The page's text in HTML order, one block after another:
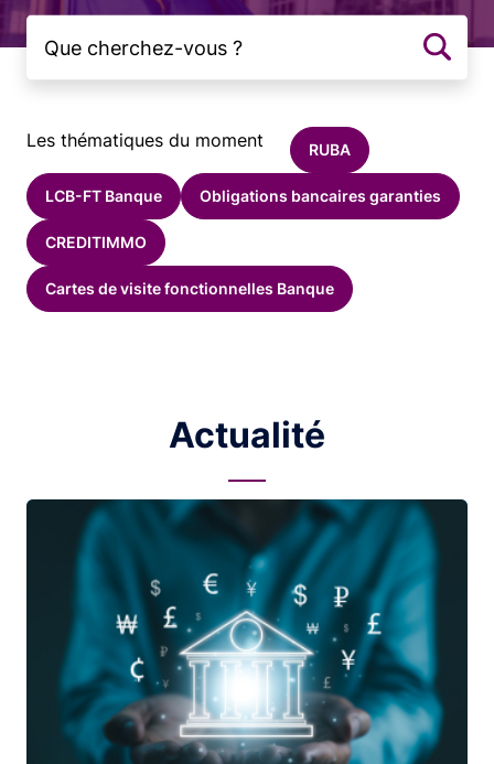
Les thématiques du moment RUBA
LCB-FT Banque Obligations bancaires garanties
CREDITIMMO
Cartes de visite fonctionnelles Banque
Actualité
Image